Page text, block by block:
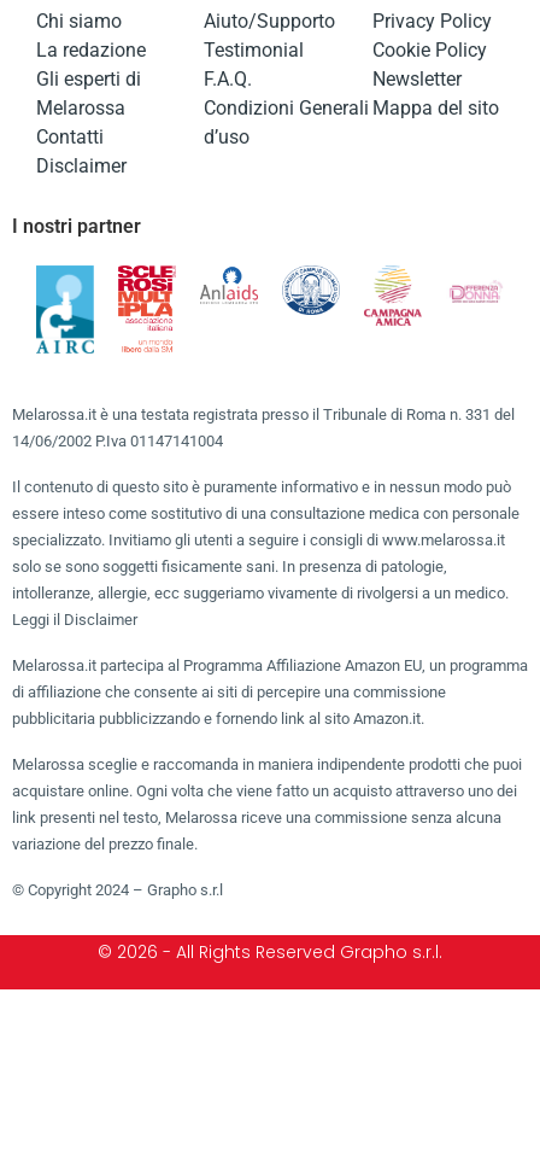
Chi siamo
La redazione
Gli esperti di
Melarossa
Contatti
Disclaimer
Aiuto/Supporto
Testimonial
F.A.Q.
Condizioni Generali
d’uso
Privacy Policy
Cookie Policy
Newsletter
Mappa del sito
I nostri partner
Melarossa.it è una testata registrata presso il Tribunale di Roma n. 331 del
14/06/2002 P.Iva 01147141004
Il contenuto di questo sito è puramente informativo e in nessun modo può
essere inteso come sostitutivo di una consultazione medica con personale
specializzato. Invitiamo gli utenti a seguire i consigli di www.melarossa.it
solo se sono soggetti fisicamente sani. In presenza di patologie,
intolleranze, allergie, ecc suggeriamo vivamente di rivolgersi a un medico.
Leggi il Disclaimer
Melarossa.it partecipa al Programma Affiliazione Amazon EU, un programma
di affiliazione che consente ai siti di percepire una commissione
pubblicitaria pubblicizzando e fornendo link al sito Amazon.it.
Melarossa sceglie e raccomanda in maniera indipendente prodotti che puoi
acquistare online. Ogni volta che viene fatto un acquisto attraverso uno dei
link presenti nel testo, Melarossa riceve una commissione senza alcuna
variazione del prezzo finale.
© Copyright 2024 – Grapho s.r.l
© 2026 - All Rights Reserved Grapho s.r.l.